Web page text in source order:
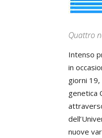
Quattro
Intenso
in
giorni
genetica
nuove